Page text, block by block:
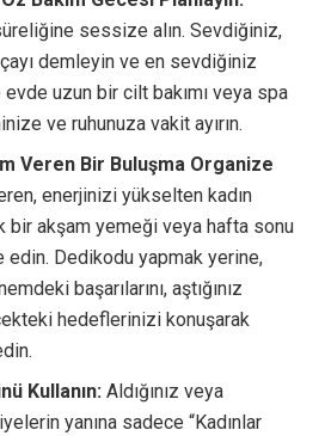
sessize alın. Sevdiğiniz,
demleyin ve en sevdiğiniz
uzun bir cilt bakımı veya spa
ve ruhunuza vakit ayırın.
Veren Bir Buluşma Organize
enerjinizi yükselten kadın
bir akşam yemeği veya hafta sonu
edin. Dedikodu yapmak yerine,
başarılarını, aştığınız
hedeflerinizi konuşarak
Kullanın: Aldığınız veya
yanına sadece “Kadınlar